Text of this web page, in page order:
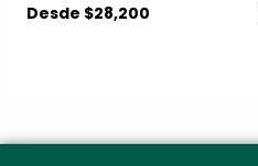
Desde $28,200